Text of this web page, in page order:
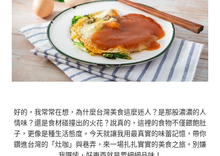
好的，我常常在想，為什麼台灣美食這麼迷人？是那股濃濃的人
情味？還是食材碰撞出的火花？說真的，這裡的食物不僅餵飽肚
子，更像是種生活態度。今天就讓我用最真實的味蕾記憶，帶你
鑽進台灣的「灶咖」與巷弄，來一場扎扎實實的美食之旅。別嫌